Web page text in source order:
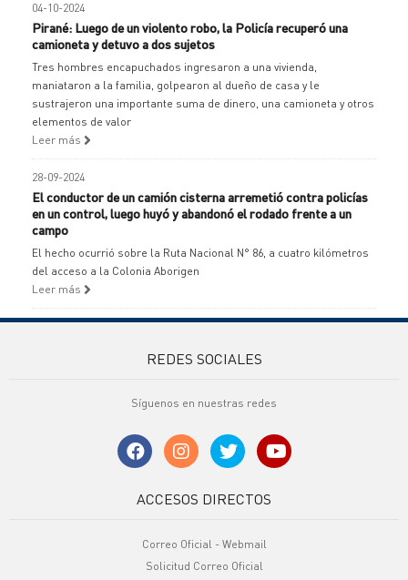
04-10-2024
Pirané: Luego de un violento robo, la Policía recuperó una
camioneta y detuvo a dos sujetos
Tres hombres encapuchados ingresaron a una vivienda,
maniataron a la familia, golpearon al dueño de casa y le
sustrajeron una importante suma de dinero, una camioneta y otros
elementos de valor
Leer más
28-09-2024
El conductor de un camión cisterna arremetió contra policías
en un control, luego huyó y abandonó el rodado frente a un
campo
El hecho ocurrió sobre la Ruta Nacional N° 86, a cuatro kilómetros
del acceso a la Colonia Aborigen
Leer más
REDES SOCIALES
Síguenos en nuestras redes
ACCESOS DIRECTOS
Correo Oficial - Webmail
Solicitud Correo Oficial